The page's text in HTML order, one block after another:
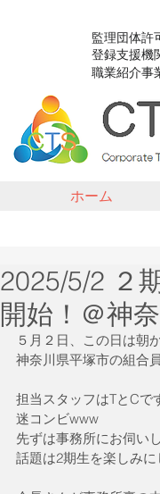
監理団体許
登録支援機
職業紹介
ホーム
2025/5/2 ２
開始！＠神
５月２日、この日は朝
神奈川県平塚市の組合
担当スタッフはTとCで
迷コンビwww
先ずは事務所にお伺い
話題は2期生を楽しみ